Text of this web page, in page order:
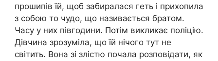
прошипів їй, щоб забиралася геть і прихопила
з собою то чудо, що називається братом.
Часу у них півгодини. Потім викликає поліцію.
Дівчина зрозуміла, що їй нічого тут не
світить. Вона зі злістю почала розповідати, як